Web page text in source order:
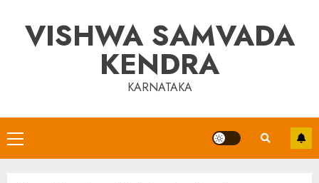
contentVISHWA SAMVADA
KENDRA
KARNATAKA
Primary
Menu